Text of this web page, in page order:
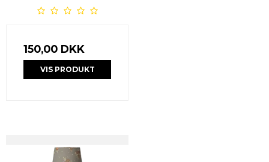
150,00 DKK
VIS PRODUKT